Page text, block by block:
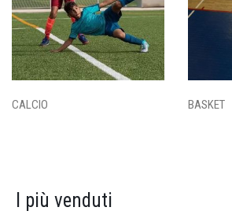
CALCIO BASKET
I più venduti